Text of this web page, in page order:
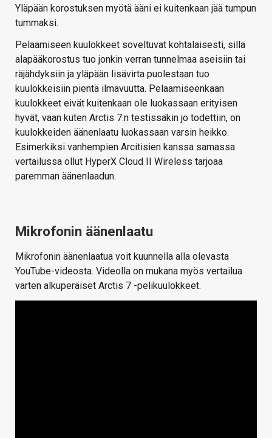
Yläpään korostuksen myötä ääni ei kuitenkaan jää tumpun
tummaksi.
Pelaamiseen kuulokkeet soveltuvat kohtalaisesti, sillä
alapääkorostus tuo jonkin verran tunnelmaa aseisiin tai
räjähdyksiin ja yläpään lisävirta puolestaan tuo
kuulokkeisiin pientä ilmavuutta. Pelaamiseenkaan
kuulokkeet eivät kuitenkaan ole luokassaan erityisen
hyvät, vaan kuten Arctis 7:n testissäkin jo todettiin, on
kuulokkeiden äänenlaatu luokassaan varsin heikko.
Esimerkiksi vanhempien Arcitisien kanssa samassa
vertailussa ollut HyperX Cloud II Wireless tarjoaa
paremman äänenlaadun.
Mikrofonin äänenlaatu
Mikrofonin äänenlaatua voit kuunnella alla olevasta
YouTube-videosta. Videolla on mukana myös vertailua
varten alkuperäiset Arctis 7 -pelikuulokkeet.